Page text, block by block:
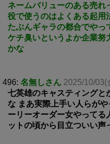
ネームバリューのある売れ
役で使うのはよくある起用
たぶんギャラの都合でやっ
ケチ臭いというよか企業努
かな
496: 名無しさん 2025/10/03(
七英雄のキャスティングと
な まあ実際上手い人らが
ーリーオーダー女やってる
ットの頃から目立ついい声